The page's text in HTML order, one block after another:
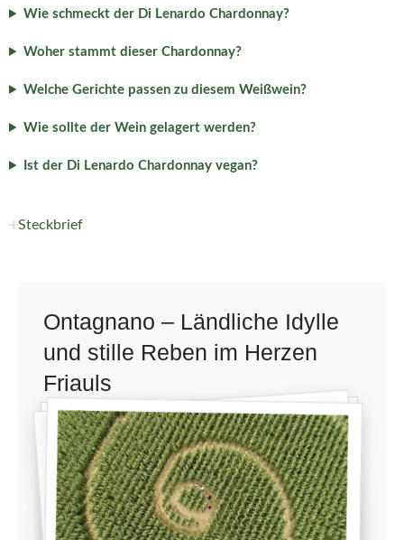
Wie schmeckt der Di Lenardo Chardonnay?
Woher stammt dieser Chardonnay?
Welche Gerichte passen zu diesem Weißwein?
Wie sollte der Wein gelagert werden?
Ist der Di Lenardo Chardonnay vegan?
Steckbrief
Ontagnano – Ländliche Idylle
und stille Reben im Herzen
Friauls